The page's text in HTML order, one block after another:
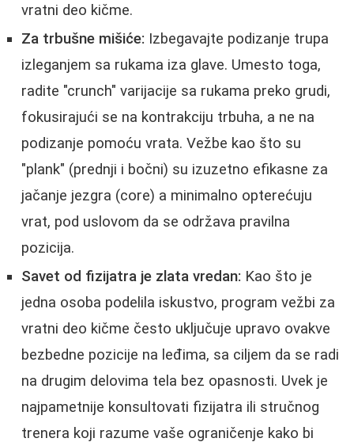
vratni deo kičme.
Za trbušne mišiće: Izbegavajte podizanje trupa
izleganjem sa rukama iza glave. Umesto toga,
radite "crunch" varijacije sa rukama preko grudi,
fokusirajući se na kontrakciju trbuha, a ne na
podizanje pomoću vrata. Vežbe kao što su
"plank" (prednji i bočni) su izuzetno efikasne za
jačanje jezgra (core) a minimalno opterećuju
vrat, pod uslovom da se održava pravilna
pozicija.
Savet od fizijatra je zlata vredan: Kao što je
jedna osoba podelila iskustvo, program vežbi za
vratni deo kičme često uključuje upravo ovakve
bezbedne pozicije na leđima, sa ciljem da se radi
na drugim delovima tela bez opasnosti. Uvek je
najpametnije konsultovati fizijatra ili stručnog
trenera koji razume vaše ograničenje kako bi